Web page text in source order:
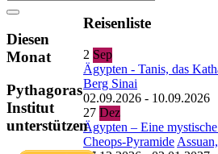
Reisenliste
2 Sep
Ägypten - Tanis, das
Berg Sinai
02.09.2026 - 10.09.2026
27 Dez
Ägypten – Eine
Cheops-Pyramide
Diesen
Monat
Pythagoras
Institut
unterstützen